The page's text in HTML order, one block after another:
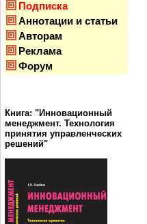
Подписка
Аннотации и статьи
Авторам
Реклама
Форум
Книга: "Инновационный
менеджмент. Технология
принятия управленческих
решений"